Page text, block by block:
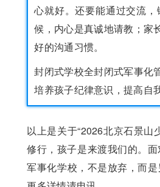
心就好。还要能通过交流
候，内心是真诚地请教；家
好的沟通习惯。
封闭式学校全封闭式军事化
培养孩子纪律意识，提高自
以上是关于“2026北京石景山
修行，孩子是来渡我们的。
军事化学校，不是放弃，而